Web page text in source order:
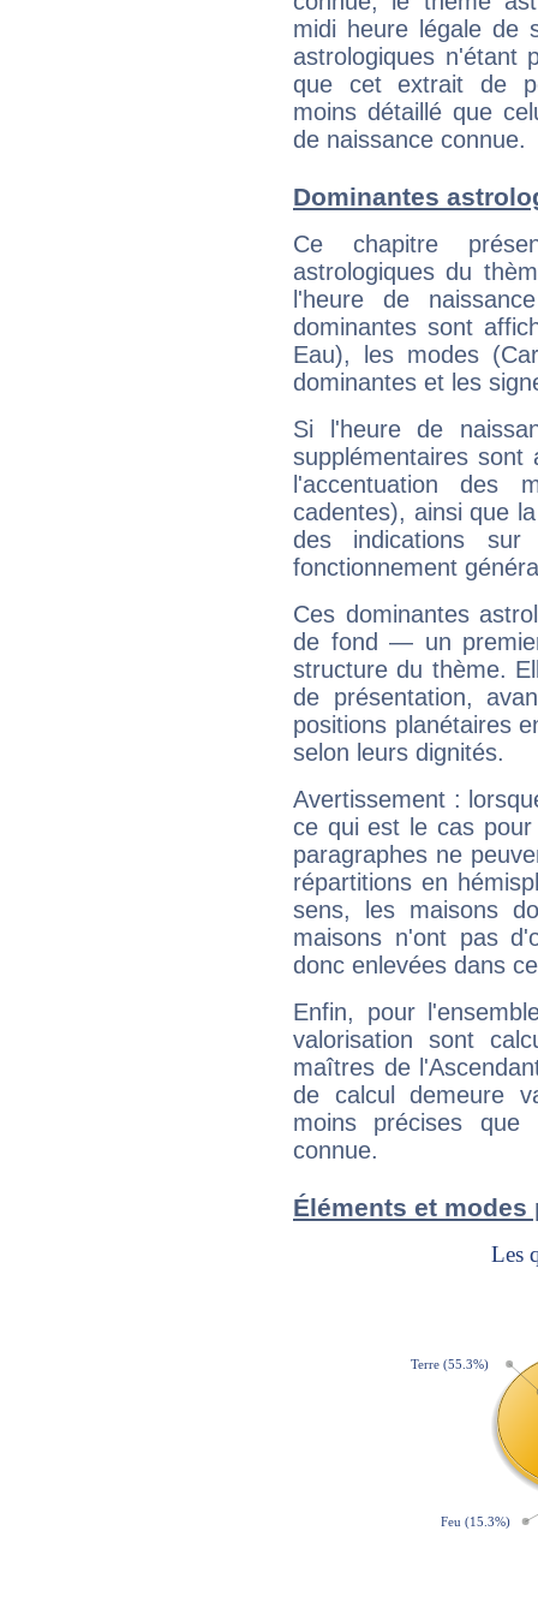
midi heure légale de
astrologiques n'étant
que cet extrait de
moins détaillé que
de naissance connue.
Dominantes
Ce chapitre
astrologiques du
l'heure de
dominantes sont
Eau), les modes
dominantes et les
Si l'heure de
supplémentaires sont
l'accentuation des
cadentes), ainsi que
des indications sur
fonctionnement
Ces dominantes
de fond — un
structure du thème.
de présentation,
positions planétaires
selon leurs dignités.
Avertissement :
ce qui est le cas
paragraphes ne
répartitions en
sens, les maisons
maisons n'ont pas
donc enlevées dans
Enfin, pour
valorisation sont
maîtres de
de calcul demeure
moins précises que
connue.
Éléments et modes